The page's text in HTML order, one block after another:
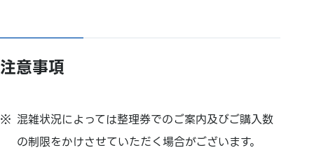
注意事項
混雑状況によっては整理券でのご案内及びご購入数
の制限をかけさせていただく場合がございます。